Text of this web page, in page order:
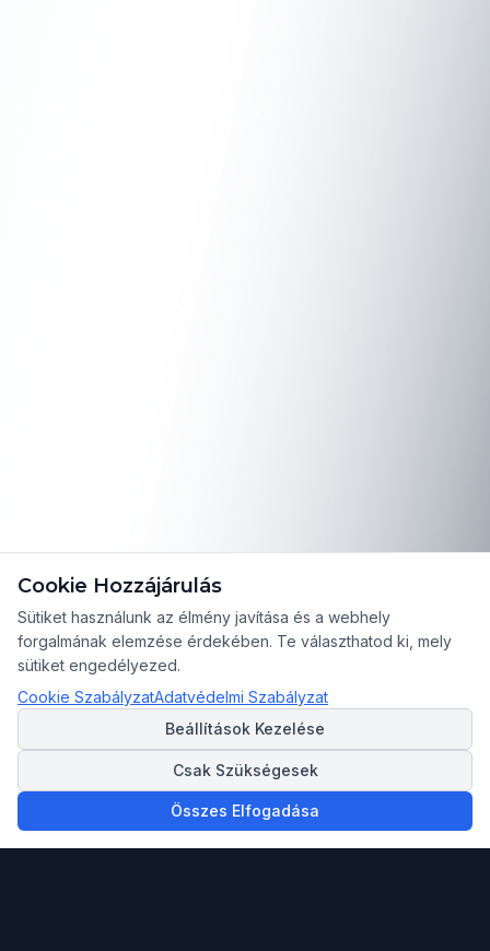
Cookie Hozzájárulás
Sütiket használunk az élmény javítása és a webhely
forgalmának elemzése érdekében. Te választhatod ki, mely
sütiket engedélyezed.
Cookie SzabályzatAdatvédelmi Szabályzat
Beállítások Kezelése
Csak Szükségesek
Összes Elfogadása